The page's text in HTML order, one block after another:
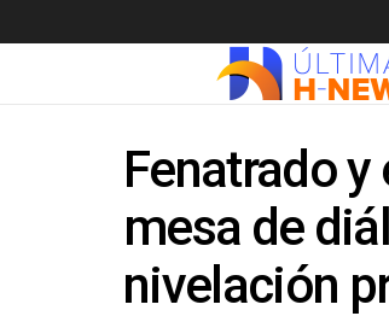
Fenatrado
mesa de
nivelación